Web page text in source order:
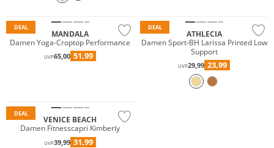
DEAL
MANDALA
Damen Yoga-Croptop Performance
UVP65,00 51,99
DEAL
ATHLECIA
Damen Sport-BH Larissa Printed Low
Support
UVP29,99 23,99
DEAL
VENICE BEACH
Damen Fitnesscapri Kimberly
UVP39,99 31,99